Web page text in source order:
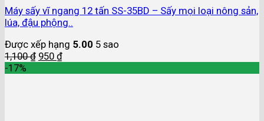
Máy sấy vĩ ngang 12 tấn SS-35BD – Sấy mọi loại nông sản,
lúa, đậu phộng..
Được xếp hạng 5.00 5 sao
1,100₫ 950 ₫
-17%